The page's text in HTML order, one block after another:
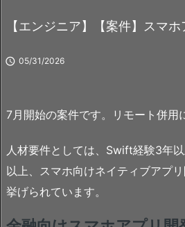
【エンジニア】【案件】スマ
 05/31/2026
7月開始の案件です。リモート併用
人材要件としては、Swift経験3年
以上、スマホ向けネイティブアプ
挙げられています。